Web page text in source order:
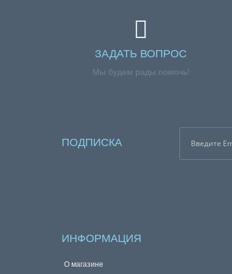
ЗАДАТЬ ВОПРОС
Мы будем рады помочь!
ПОДПИСКА
ИНФОРМАЦИЯ
О магазине